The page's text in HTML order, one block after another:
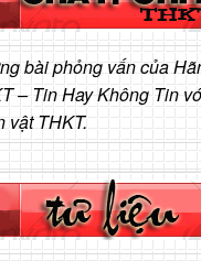
bài phỏng vấn của
– Tin Hay Không Tin
vật THKT.